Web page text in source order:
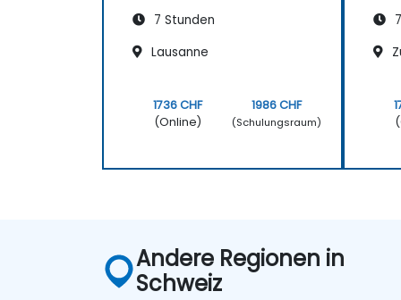
7 Stunden
Lausanne
1736 CHF
(Online)
1986 CHF
(Schulungsraum)
Andere Regionen in
Schweiz